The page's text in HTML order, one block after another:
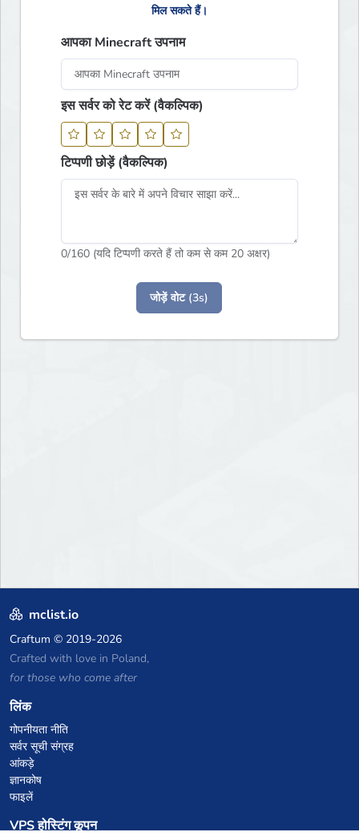
मिल सकते हैं।
आपका Minecraft उपनाम
इस सर्वर को रेट करें (वैकल्पिक)
टिप्पणी छोड़ें (वैकल्पिक)
0/160 (यदि टिप्पणी करते हैं तो कम से कम 20 अक्षर)
जोड़ें वोट (3s)
mclist.io
Craftum © 2019-2026
Crafted with love in Poland,
for those who come after
लिंक
गोपनीयता नीति
सर्वर सूची संग्रह
आंकड़े
ज्ञानकोष
फाइलें
VPS होस्टिंग कूपन